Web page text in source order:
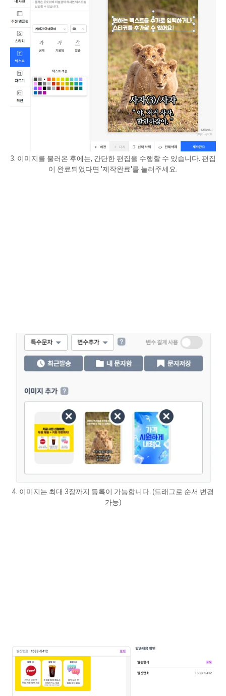
3. 이미지를 불러온 후에는, 간단한 편집을 수행할 수 있습니다. 편집
이 완료되었다면 '제작완료'를 눌러주세요.
4. 이미지는 최대 3장까지 등록이 가능합니다. (드래그로 순서 변경
가능)